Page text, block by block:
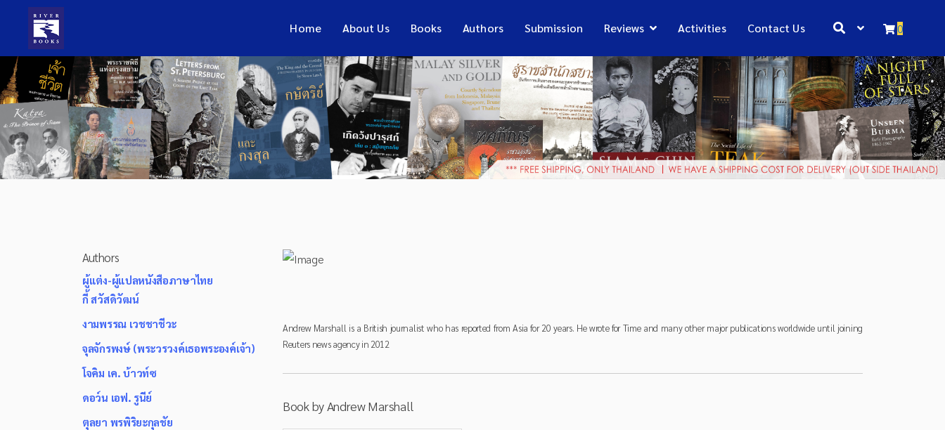
0
Home About Us Books Authors Submission Reviews Activities Contact Us
Authors
ผู้แต่ง-ผู้แปลหนังสือภาษาไทย
กี้ สวัสดิวัฒน์
งามพรรณ เวชชาชีวะ
จุลจักรพงษ์ (พระวรวงค์เธอพระองค์เจ้า)
โจคิม เค. บ้าวท์ซ
ดอว์น เอฟ. รูนีย์
ตุลยา พรพิริยะกุลชัย
Andrew Marshall is a British journalist who has reported from Asia for 20 years. He wrote for Time and many other major publications worldwide until joining
Reuters news agency in 2012
Book by Andrew Marshall